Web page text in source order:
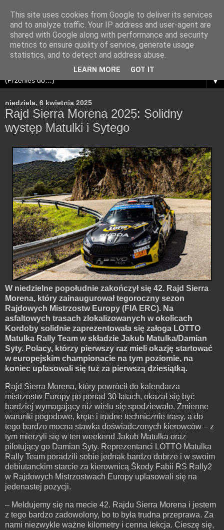
▼
niedziela, 6 kwietnia 2025
Rajd Sierra Morena 2025: Solidny
występ Matulki i Sytego
W niedzielne popołudnie zakończył się 42. Rajd Sierra
Morena, który zainaugurował tegoroczny sezon
Rajdowych Mistrzostw Europy (FIA ERC). Na
asfaltowych trasach zlokalizowanych w okolicach
Kordoby solidnie zaprezentowała się załoga LOTTO
Matulka Rally Team w składzie Jakub Matulka/Damian
Syty. Polacy, którzy pierwszy raz mieli okazję startować
w europejskim championacie na tym poziomie, na
koniec uplasowali się tuż za pierwszą dziesiątką.
Rajd Sierra Morena, który powrócił do kalendarza
mistrzostw Europy po ponad 30 latach, okazał się być
bardziej wymagający niż wielu się spodziewało. Zmienne
warunki pogodowe, kręte i trudne technicznie trasy, a do
tego bardzo mocna stawka doświadczonych kierowców – z
tym mierzyli się w ten weekend Jakub Matulka oraz
pilotujący go Damian Syty. Reprezentanci LOTTO Matulka
Rally Team poradzili sobie jednak bardzo dobrze i w swoim
debiutanckim starcie za kierownicą Škody Fabii RS Rally2
w Rajdowych Mistrzostwach Europy uplasowali się na
jedenastej pozycji.
– Meldujemy się na mecie 42. Rajdu Sierra Morena i jestem
z tego bardzo zadowolony, bo to była trudna przeprawa. Za
nami niezwykle ważne kilometry i cenna lekcja. Cieszę się,
This site uses cookies from Google to deliver its services
and to analyze traffic. Your IP address and user-agent are
shared with Google along with performance and security
metrics to ensure quality of service, generate usage
statistics, and to detect and address abuse.
LEARN MORE GOT IT